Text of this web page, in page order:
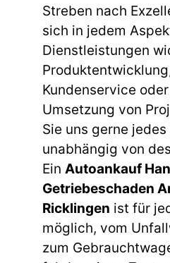
Streben nach
sich in jedem
Dienstleistungen
Kundenservice
Umsetzung von
Sie uns gerne
unabhängig von
Ein Autoankauf
Getriebeschaden
Ricklingen ist für
möglich, vom
zum